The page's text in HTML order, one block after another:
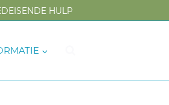
HULP